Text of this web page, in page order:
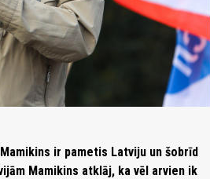
ir pametis Latviju un šobrīd
Mamikins atklāj, ka vēl arvien ik